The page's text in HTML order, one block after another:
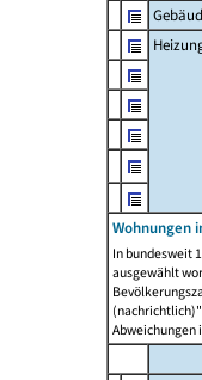
Wohnungen
In bundesweit
ausgewählt
Abweichungen